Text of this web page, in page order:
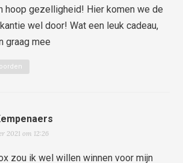
hoop gezelligheid! Hier komen we de
wel door! Wat een leuk cadeau,
graag mee
2021 om 12:26
zou ik wel willen winnen voor mijn